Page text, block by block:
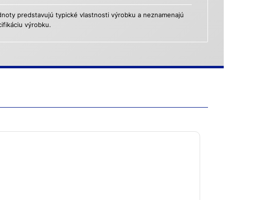
predstavujú typické vlastnosti výrobku a neznamenajú
výrobku.